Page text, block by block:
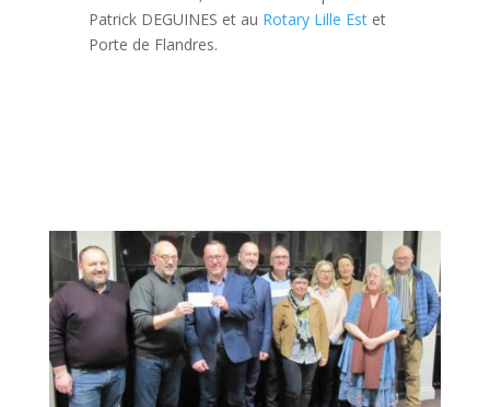
Patrick DEGUINES et au Rotary Lille Estet
Porte de Flandres.